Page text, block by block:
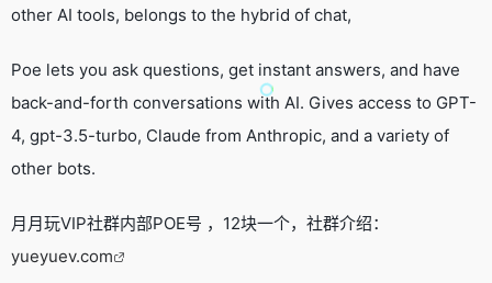
other AI tools, belongs to the hybrid of chat,
Poe lets you ask questions, get instant answers, and have
back-and-forth conversations with AI. Gives access to GPT-
4, gpt-3.5-turbo, Claude from Anthropic, and a variety of
other bots.
月月玩VIP社群内部POE号 ，12块一个，社群介绍：
yueyuev.com